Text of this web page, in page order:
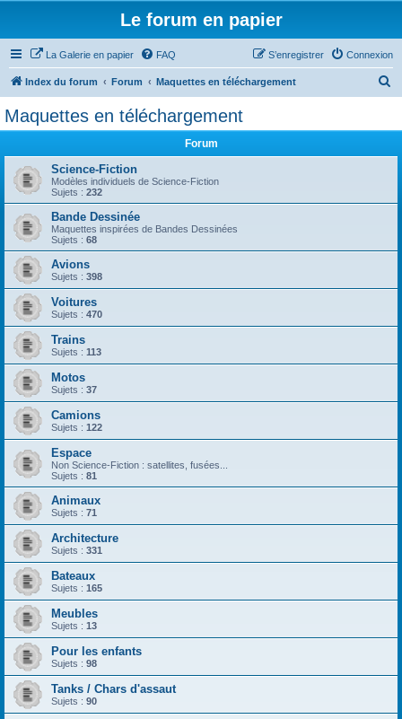
Le forum en papier
La Galerie en papier FAQ Connexion
S’enregistrer
Index du forum Forum Maquettes en téléchargement
e
Maquettes en téléchargement
Forum
Science-Fiction
Modèles individuels de Science-Fiction
Sujets : 232
Bande Dessinée
Maquettes inspirées de Bandes Dessinées
Sujets : 68
Avions
Sujets : 398
Voitures
Sujets : 470
Trains
Sujets : 113
Motos
Sujets : 37
Camions
Sujets : 122
Espace
Non Science-Fiction : satellites, fusées...
Sujets : 81
Animaux
Sujets : 71
Architecture
Sujets : 331
Bateaux
Sujets : 165
Meubles
Sujets : 13
Pour les enfants
Sujets : 98
Tanks / Chars d'assaut
Sujets : 90